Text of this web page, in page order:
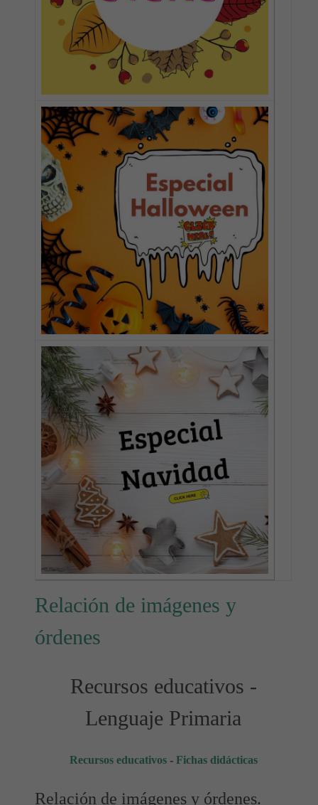
Relación de imágenes y
órdenes
Recursos educativos -
Lenguaje Primaria
Recursos educativos- Fichas didácticas
Relación de imágenes y órdenes.